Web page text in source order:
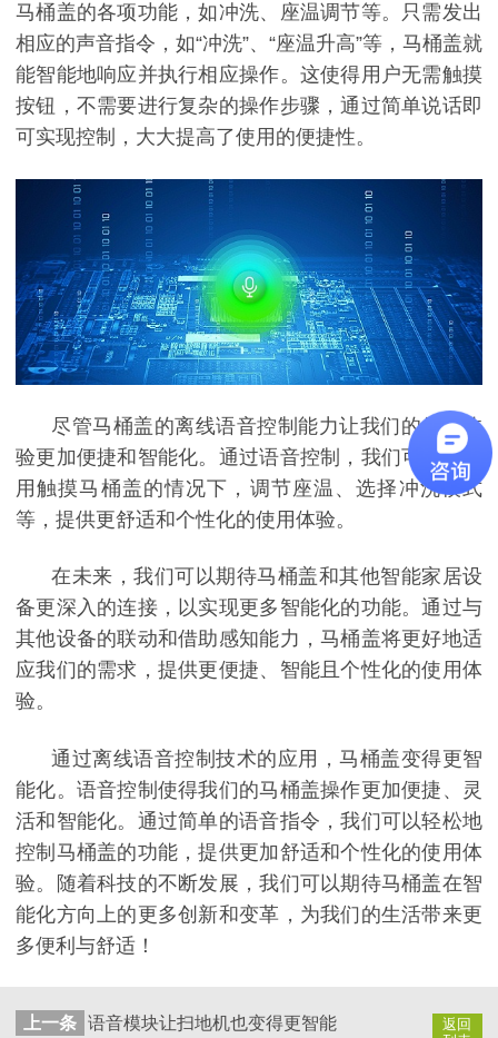
马桶盖的各项功能，如冲洗、座温调节等。只需发出
相应的声音指令，如“冲洗”、“座温升高”等，马桶盖就
能智能地响应并执行相应操作。这使得用户无需触摸
按钮，不需要进行复杂的操作步骤，通过简单说话即
可实现控制，大大提高了使用的便捷性。
尽管马桶盖的离线语音控制能力让我们的使用体
验更加便捷和智能化。通过语音控制，我们可以在不
用触摸马桶盖的情况下，调节座温、选择冲洗模式
等，提供更舒适和个性化的使用体验。
在未来，我们可以期待马桶盖和其他智能家居设
备更深入的连接，以实现更多智能化的功能。通过与
其他设备的联动和借助感知能力，马桶盖将更好地适
应我们的需求，提供更便捷、智能且个性化的使用体
验。
通过离线语音控制技术的应用，马桶盖变得更智
能化。语音控制使得我们的马桶盖操作更加便捷、灵
活和智能化。通过简单的语音指令，我们可以轻松地
控制马桶盖的功能，提供更加舒适和个性化的使用体
验。随着科技的不断发展，我们可以期待马桶盖在智
能化方向上的更多创新和变革，为我们的生活带来更
多便利与舒适！
返回
上一条 语音模块让扫地机也变得更智能